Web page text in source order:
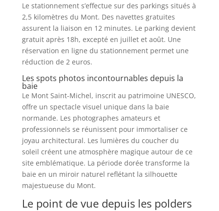
Le stationnement s’effectue sur des parkings situés à
2,5 kilomètres du Mont. Des navettes gratuites
assurent la liaison en 12 minutes. Le parking devient
gratuit après 18h, excepté en juillet et août. Une
réservation en ligne du stationnement permet une
réduction de 2 euros.
Les spots photos incontournables depuis la
baie
Le Mont Saint-Michel, inscrit au patrimoine UNESCO,
offre un spectacle visuel unique dans la baie
normande. Les photographes amateurs et
professionnels se réunissent pour immortaliser ce
joyau architectural. Les lumières du coucher du
soleil créent une atmosphère magique autour de ce
site emblématique. La période dorée transforme la
baie en un miroir naturel reflétant la silhouette
majestueuse du Mont.
Le point de vue depuis les polders